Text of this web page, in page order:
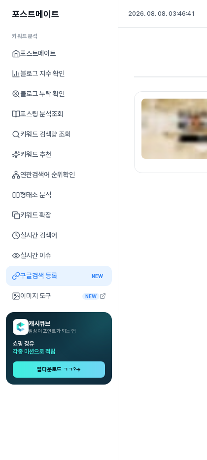
포스트메이트
키워드분석
포스트메이트
블로그 지수 확인
블로그 누락 확인
포스팅 분석조회
키워드 검색량 조회
키워드 추천
연관검색어 순위확인
형태소 분석
키워드 확장
실시간 검색어
실시간 이슈
구글검색 등록 NEW
이미지 도구 NEW
캐시큐브
일상이 포인트가 되는 앱
쇼핑 경유
각종 미션으로 적립
앱다운로드 ㄱㄱ?→
2026. 08. 08. 03:46:42